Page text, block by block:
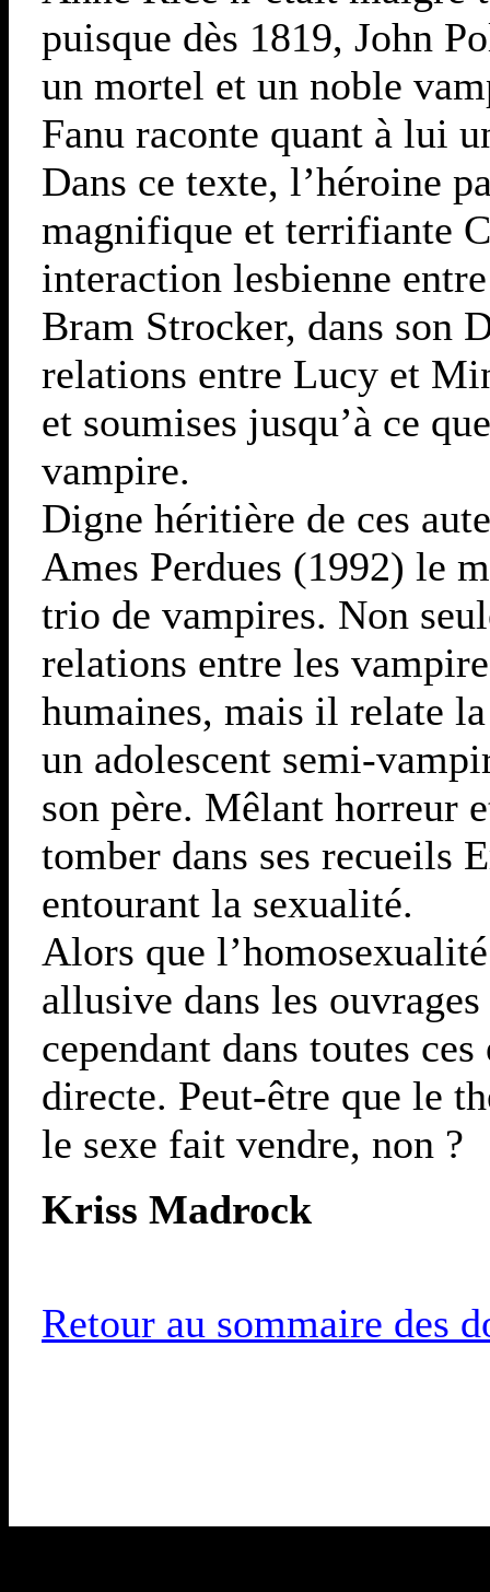
puisque dès 1819, John
un mortel et un noble
Fanu raconte quant à lui
Dans ce texte, l’héroine
magnifique et terrifiante
interaction lesbienne
Bram Strocker, dans son
relations entre Lucy et
et soumises jusqu’à ce
vampire.
Digne héritière de ces
Ames Perdues (1992) le
trio de vampires. Non
relations entre les
humaines, mais il relate
un adolescent semi-
son père. Mêlant horreur
tomber dans ses recueils
entourant la sexualité.
Alors que
allusive dans les
cependant dans toutes
directe. Peut-être que le
le sexe fait vendre, non ?
Kriss Madrock
Retour au sommaire des